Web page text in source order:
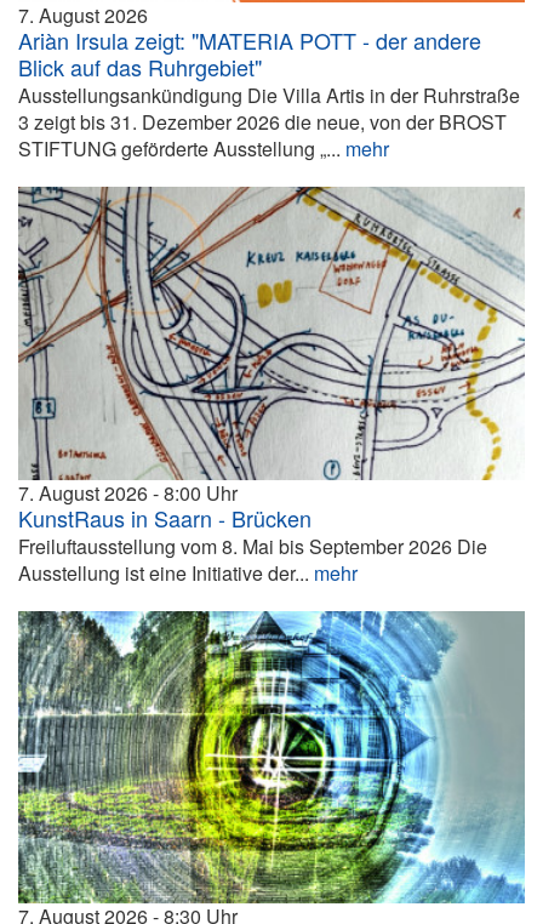
7. August 2026
Ariàn Irsula zeigt: "MATERIA POTT - der andere
Blick auf das Ruhrgebiet"
Ausstellungsankündigung Die Villa Artis in der Ruhrstraße
3 zeigt bis 31. Dezember 2026 die neue, von der BROST
STIFTUNG geförderte Ausstellung „... mehr
7. August 2026 8:00
KunstRaus in Saarn - Brücken
Freiluftausstellung vom 8. Mai bis September 2026 Die
Ausstellung ist eine Initiative der... mehr
7. August 2026 8:30